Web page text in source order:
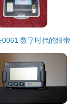
0061 数字时代的纽带